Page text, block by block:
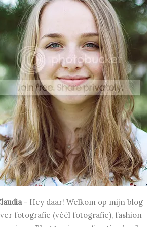
- Hey daar! Welkom op mijn blog
fotografie (véél fotografie), fashion